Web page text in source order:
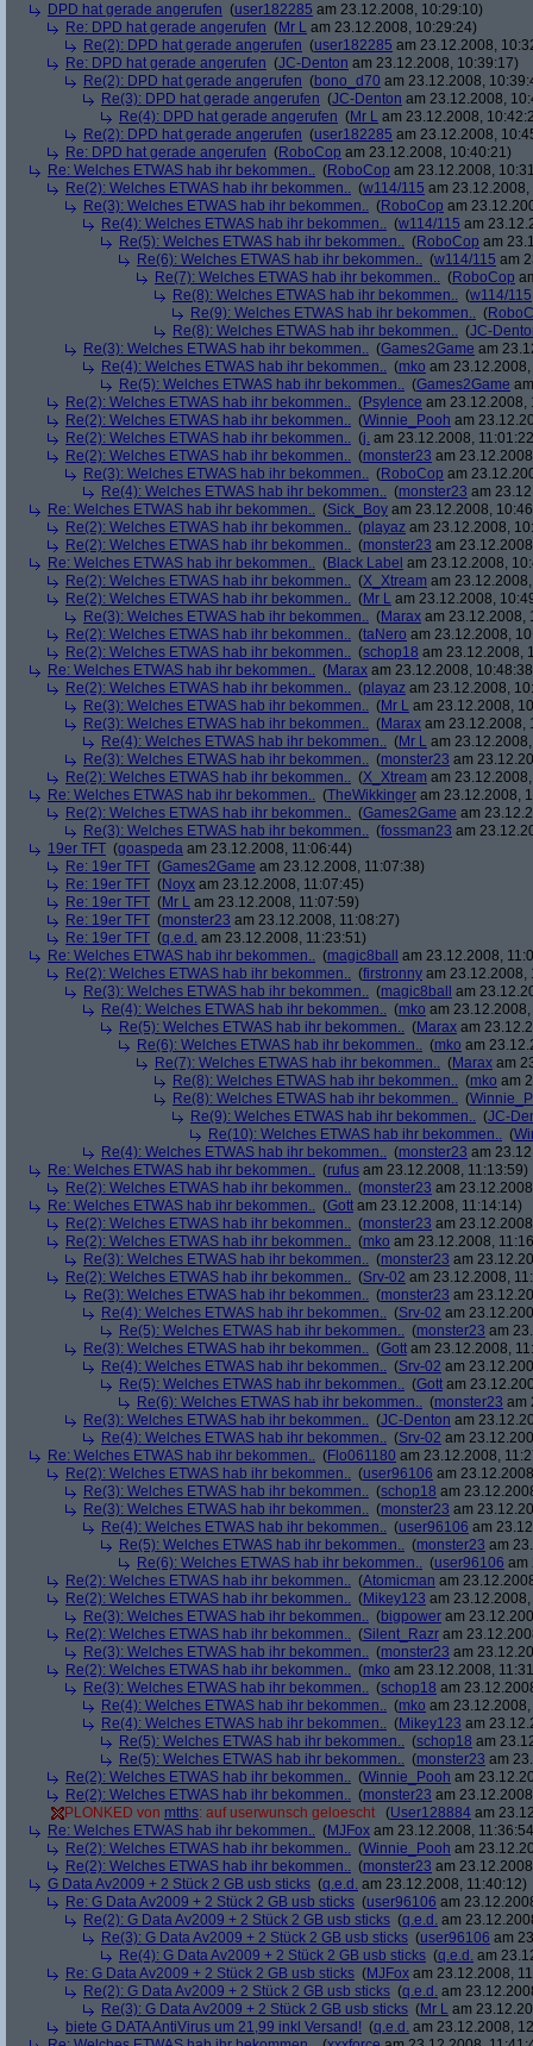
DPD hat gerade angerufen (user182285 am 23.12.2008, 10:29:10)
Re: DPD hat gerade angerufen (Mr L am 23.12.2008, 10:29:24)
Re(2): DPD hat gerade angerufen (user182285 am 23.12.2008,
Re: DPD hat gerade angerufen (JC-Denton am 23.12.2008, 10:39:17)
Re(2): DPD hat gerade angerufen (bono_d70 am 23.12.2008,
Re(3): DPD hat gerade angerufen (JC-Denton am 23.12.2008,
Re(4): DPD hat gerade angerufen (Mr L am 23.12.2008,
Re(2): DPD hat gerade angerufen (user182285 am 23.12.2008,
Re: DPD hat gerade angerufen (RoboCop am 23.12.2008, 10:40:21)
Re: Welches ETWAS hab ihr bekommen.. (RoboCop am 23.12.2008,
Re(2): Welches ETWAS hab ihr bekommen.. (w114/115 am
Re(3): Welches ETWAS hab ihr bekommen.. (RoboCop am
Re(4): Welches ETWAS hab ihr bekommen.. (w114/115 am
Re(5): Welches ETWAS hab ihr bekommen.. (RoboCop am
Re(6): Welches ETWAS hab ihr bekommen.. (w114/115 am
Re(7): Welches ETWAS hab ihr bekommen.. (RoboCop
Re(8): Welches ETWAS hab ihr bekommen.. (w114/115
Re(9): Welches ETWAS hab ihr bekommen.. (
Re(8): Welches ETWAS hab ihr bekommen.. (JC-
Re(3): Welches ETWAS hab ihr bekommen.. (Games2Game am
Re(4): Welches ETWAS hab ihr bekommen.. (mko am
Re(5): Welches ETWAS hab ihr bekommen.. (Games2Game
Re(2): Welches ETWAS hab ihr bekommen.. (Psylence am 23.12.2008,
Re(2): Welches ETWAS hab ihr bekommen.. (Winnie_Pooh am
Re(2): Welches ETWAS hab ihr bekommen.. (j. am 23.12.2008,
Re(2): Welches ETWAS hab ihr bekommen.. (monster23 am
Re(3): Welches ETWAS hab ihr bekommen.. (RoboCop am
Re(4): Welches ETWAS hab ihr bekommen.. (monster23 am
Re: Welches ETWAS hab ihr bekommen.. (Sick_Boy am 23.12.2008,
Re(2): Welches ETWAS hab ihr bekommen.. (playaz am 23.12.2008,
Re(2): Welches ETWAS hab ihr bekommen.. (monster23 am
Re: Welches ETWAS hab ihr bekommen.. (Black Label am 23.12.2008,
Re(2): Welches ETWAS hab ihr bekommen.. (X_Xtream am
Re(2): Welches ETWAS hab ihr bekommen.. (Mr L am 23.12.2008,
Re(3): Welches ETWAS hab ihr bekommen.. (Marax am 23.12.2008,
Re(2): Welches ETWAS hab ihr bekommen.. (taNero am 23.12.2008,
Re(2): Welches ETWAS hab ihr bekommen.. (schop18 am 23.12.2008,
Re: Welches ETWAS hab ihr bekommen.. (Marax am 23.12.2008,
Re(2): Welches ETWAS hab ihr bekommen.. (playaz am 23.12.2008,
Re(3): Welches ETWAS hab ihr bekommen.. (Mr L am 23.12.2008,
Re(3): Welches ETWAS hab ihr bekommen.. (Marax am 23.12.2008,
Re(4): Welches ETWAS hab ihr bekommen.. (Mr L am
Re(3): Welches ETWAS hab ihr bekommen.. (monster23 am
Re(2): Welches ETWAS hab ihr bekommen.. (X_Xtream am
Re: Welches ETWAS hab ihr bekommen.. (TheWikkinger am 23.12.2008,
Re(2): Welches ETWAS hab ihr bekommen.. (Games2Game am
Re(3): Welches ETWAS hab ihr bekommen.. (fossman23 am
19er TFT (goaspeda am 23.12.2008, 11:06:44)
Re: 19er TFT (Games2Game am 23.12.2008, 11:07:38)
Re: 19er TFT (Noyx am 23.12.2008, 11:07:45)
Re: 19er TFT (Mr L am 23.12.2008, 11:07:59)
Re: 19er TFT (monster23 am 23.12.2008, 11:08:27)
Re: 19er TFT (q.e.d. am 23.12.2008, 11:23:51)
Re: Welches ETWAS hab ihr bekommen.. (magic8ball
am 23.12.2008,
Re(2): Welches ETWAS hab ihr bekommen.. (firstronny am 23.12.2008,
Re(3): Welches ETWAS hab ihr bekommen.. (magic8ball
am
Re(4): Welches ETWAS hab ihr bekommen.. (mko am
Re(5): Welches ETWAS hab ihr bekommen.. (Marax am
Re(6): Welches ETWAS hab ihr bekommen.. (mko am
Re(7): Welches ETWAS hab ihr bekommen.. (Marax am
Re(8): Welches ETWAS hab ihr bekommen.. (mko am
Re(8): Welches ETWAS hab ihr bekommen.. (
Re(9): Welches ETWAS hab ihr bekommen.. (JC-
Re(10): Welches ETWAS hab ihr bekommen.. (
Re(4): Welches ETWAS hab ihr bekommen.. (monster23 am
Re: Welches ETWAS hab ihr bekommen.. (rufus am 23.12.2008, 11:13:59)
Re(2): Welches ETWAS hab ihr bekommen.. (monster23 am
Re: Welches ETWAS hab ihr bekommen.. (Gott am 23.12.2008, 11:14:14)
Re(2): Welches ETWAS hab ihr bekommen.. (monster23 am
Re(2): Welches ETWAS hab ihr bekommen.. (mko am 23.12.2008,
Re(3): Welches ETWAS hab ihr bekommen.. (monster23 am
Re(2): Welches ETWAS hab ihr bekommen.. (Srv-02 am 23.12.2008,
Re(3): Welches ETWAS hab ihr bekommen.. (monster23 am
Re(4): Welches ETWAS hab ihr bekommen.. (Srv-02 am
Re(5): Welches ETWAS hab ihr bekommen.. (monster23 am
Re(3): Welches ETWAS hab ihr bekommen.. (Gott am 23.12.2008,
Re(4): Welches ETWAS hab ihr bekommen.. (Srv-02 am
Re(5): Welches ETWAS hab ihr bekommen.. (Gott am
Re(6): Welches ETWAS hab ihr bekommen.. (monster23 am
Re(3): Welches ETWAS hab ihr bekommen.. (JC-Denton am
Re(4): Welches ETWAS hab ihr bekommen.. (Srv-02 am
Re: Welches ETWAS hab ihr bekommen.. (Flo061180 am 23.12.2008,
Re(2): Welches ETWAS hab ihr bekommen.. (user96106 am
Re(3): Welches ETWAS hab ihr bekommen.. (schop18 am
Re(3): Welches ETWAS hab ihr bekommen.. (monster23 am
Re(4): Welches ETWAS hab ihr bekommen.. (user96106 am
Re(5): Welches ETWAS hab ihr bekommen.. (monster23 am
Re(6): Welches ETWAS hab ihr bekommen.. (user96106 am
Re(2): Welches ETWAS hab ihr bekommen.. (Atomicman am
Re(2): Welches ETWAS hab ihr bekommen.. (Mikey123 am
Re(3): Welches ETWAS hab ihr bekommen.. (bigpower am
Re(2): Welches ETWAS hab ihr bekommen.. (Silent_Razr am
Re(3): Welches ETWAS hab ihr bekommen.. (monster23 am
Re(2): Welches ETWAS hab ihr bekommen.. (mko am 23.12.2008,
Re(3): Welches ETWAS hab ihr bekommen.. (schop18 am
Re(4): Welches ETWAS hab ihr bekommen.. (mko am
Re(4): Welches ETWAS hab ihr bekommen.. (Mikey123 am
Re(5): Welches ETWAS hab ihr bekommen.. (schop18 am
Re(5): Welches ETWAS hab ihr bekommen.. (monster23 am
Re(2): Welches ETWAS hab ihr bekommen.. (Winnie_Pooh am
Re(2): Welches ETWAS hab ihr bekommen.. (monster23 am
PLONKED von mtths: auf userwunsch geloescht (User128884 am
Re: Welches ETWAS hab ihr bekommen.. (MJFox am 23.12.2008,
Re(2): Welches ETWAS hab ihr bekommen.. (Winnie_Pooh am
Re(2): Welches ETWAS hab ihr bekommen.. (monster23 am
G Data Av2009 + 2 Stück 2 GB usb sticks (q.e.d. am 23.12.2008, 11:40:12)
Re: G Data Av2009 + 2 Stück 2 GB usb sticks (user96106 am
Re(2): G Data Av2009 + 2 Stück 2 GB usb sticks (q.e.d. am
Re(3): G Data Av2009 + 2 Stück 2 GB usb sticks (user96106 am
Re(4): G Data Av2009 + 2 Stück 2 GB usb sticks (q.e.d. am
Re: G Data Av2009 + 2 Stück 2 GB usb sticks (MJFox am 23.12.2008,
Re(2): G Data Av2009 + 2 Stück 2 GB usb sticks (q.e.d. am
Re(3): G Data Av2009 + 2 Stück 2 GB usb sticks (Mr L am
biete G DATA AntiVirus um 21,99 inkl Versand! (q.e.d. am 23.12.2008,